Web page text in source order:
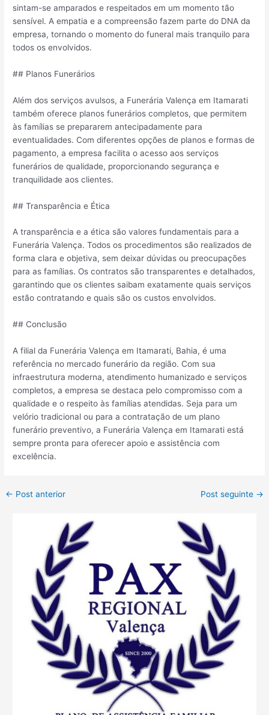
sintam-se amparados e respeitados em um momento tão
sensível. A empatia e a compreensão fazem parte do DNA da
empresa, tornando o momento do funeral mais tranquilo para
todos os envolvidos.
## Planos Funerários
Além dos serviços avulsos, a Funerária Valença em Itamarati
também oferece planos funerários completos, que permitem
às famílias se prepararem antecipadamente para
eventualidades. Com diferentes opções de planos e formas de
pagamento, a empresa facilita o acesso aos serviços
funerários de qualidade, proporcionando segurança e
tranquilidade aos clientes.
## Transparência e Ética
A transparência e a ética são valores fundamentais para a
Funerária Valença. Todos os procedimentos são realizados de
forma clara e objetiva, sem deixar dúvidas ou preocupações
para as famílias. Os contratos são transparentes e detalhados,
garantindo que os clientes saibam exatamente quais serviços
estão contratando e quais são os custos envolvidos.
## Conclusão
A filial da Funerária Valença em Itamarati, Bahia, é uma
referência no mercado funerário da região. Com sua
infraestrutura moderna, atendimento humanizado e serviços
completos, a empresa se destaca pelo compromisso com a
qualidade e o respeito às famílias atendidas. Seja para um
velório tradicional ou para a contratação de um plano
funerário preventivo, a Funerária Valença em Itamarati está
sempre pronta para oferecer apoio e assistência com
excelência.
← Post anterior Post seguinte →